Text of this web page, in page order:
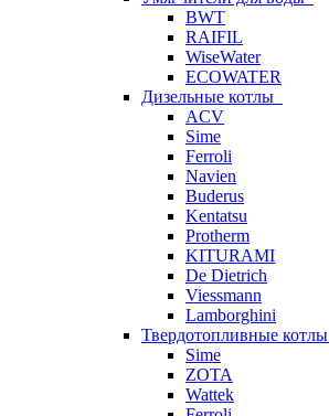
BWT
RAIFIL
WiseWater
ECOWATER
Дизельные котлы
ACV
Sime
Ferroli
Navien
Buderus
Kentatsu
Protherm
KITURAMI
De Dietrich
Viessmann
Lamborghini
Твердотопливные котлы
Sime
ZOTA
Wattek